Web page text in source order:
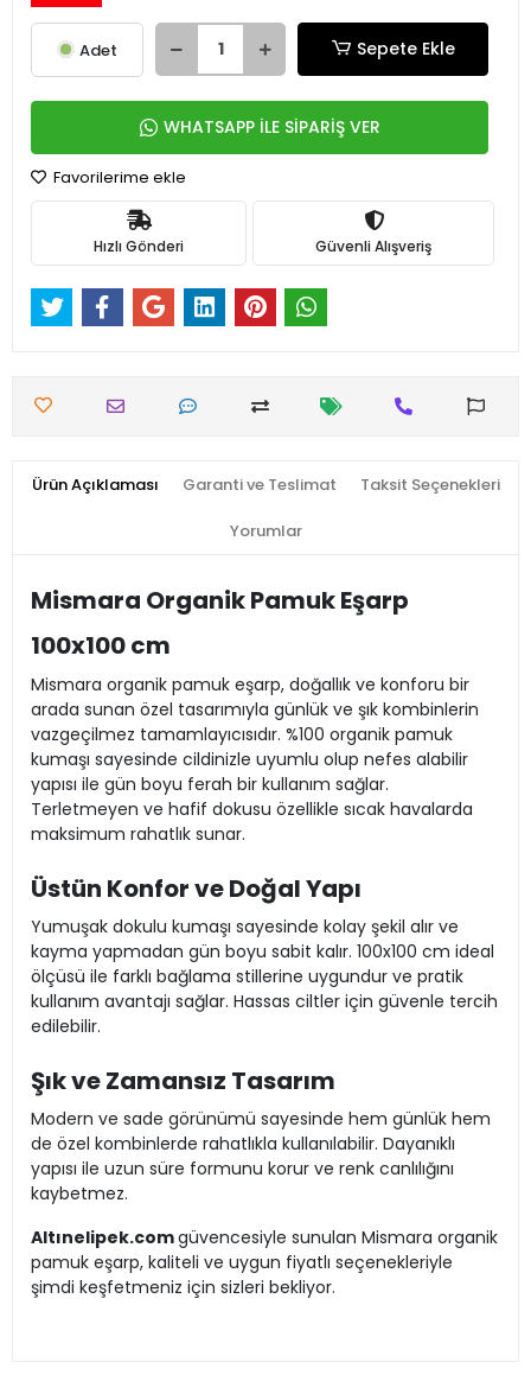
Adet Sepete Ekle
WHATSAPP İLE SİPARİŞ VER
Favorilerime ekle
Hızlı Gönderi Güvenli Alışveriş
Ürün Açıklaması Garanti ve Teslimat Taksit Seçenekleri
Yorumlar
Mismara Organik Pamuk Eşarp
100x100 cm
Mismara organik pamuk eşarp, doğallık ve konforu bir
arada sunan özel tasarımıyla günlük ve şık kombinlerin
vazgeçilmez tamamlayıcısıdır. %100 organik pamuk
kumaşı sayesinde cildinizle uyumlu olup nefes alabilir
yapısı ile gün boyu ferah bir kullanım sağlar.
Terletmeyen ve hafif dokusu özellikle sıcak havalarda
maksimum rahatlık sunar.
Üstün Konfor ve Doğal Yapı
Yumuşak dokulu kumaşı sayesinde kolay şekil alır ve
kayma yapmadan gün boyu sabit kalır. 100x100 cm ideal
ölçüsü ile farklı bağlama stillerine uygundur ve pratik
kullanım avantajı sağlar. Hassas ciltler için güvenle tercih
edilebilir.
Şık ve Zamansız Tasarım
Modern ve sade görünümü sayesinde hem günlük hem
de özel kombinlerde rahatlıkla kullanılabilir. Dayanıklı
yapısı ile uzun süre formunu korur ve renk canlılığını
kaybetmez.
Altınelipek.comgüvencesiyle sunulan Mismara organik
pamuk eşarp, kaliteli ve uygun fiyatlı seçenekleriyle
şimdi keşfetmeniz için sizleri bekliyor.